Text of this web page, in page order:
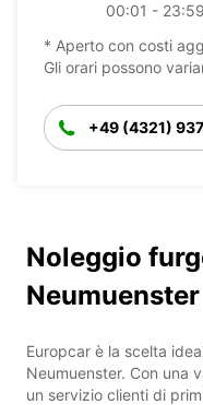
00:01 -
* Aperto con costi
Gli orari possono
+49 (4321)
Noleggio
Neumuenster
Europcar è la scelta
Neumuenster. Con una
un servizio clienti di